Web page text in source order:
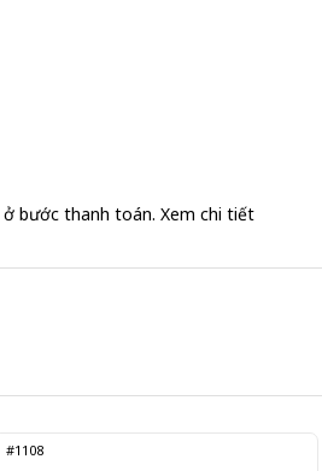
ở bước thanh toán. Xem chi tiết
#1108